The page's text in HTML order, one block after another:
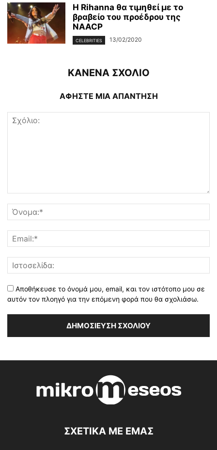
Η Rihanna θα τιμηθεί με το
βραβείο του προέδρου της
NAACP
CELEBRITIES 13/02/2020
ΚΑΝΕΝΑ ΣΧΟΛΙΟ
ΑΦΗΣΤΕ ΜΙΑ ΑΠΑΝΤΗΣΗ
Αποθήκευσε το όνομά μου, email, και τον ιστότοπο μου σε
αυτόν τον πλοηγό για την επόμενη φορά που θα σχολιάσω.
ΣΧΕΤΙΚΑ ΜΕ ΕΜΑΣ